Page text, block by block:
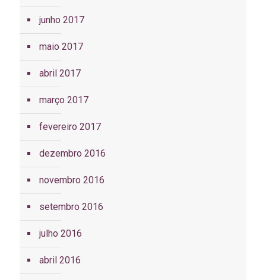
junho 2017
maio 2017
abril 2017
março 2017
fevereiro 2017
dezembro 2016
novembro 2016
setembro 2016
julho 2016
abril 2016